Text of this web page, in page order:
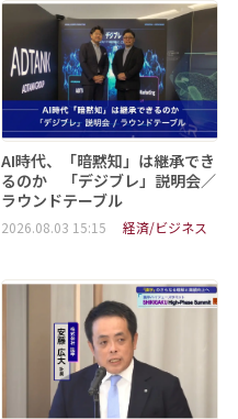
AI時代、「暗黙知」は継承でき
るのか 「デジブレ」説明会／
ラウンドテーブル
2026.08.03 15:15 経済/ビジネス